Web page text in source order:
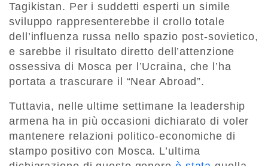
Tagikistan. Per i suddetti esperti un simile
sviluppo rappresenterebbe il crollo totale
dell’influenza russa nello spazio post-sovietico,
e sarebbe il risultato diretto dell’attenzione
ossessiva di Mosca per l’Ucraina, che l’ha
portata a trascurare il “Near Abroad”.
Tuttavia, nelle ultime settimane la leadership
armena ha in più occasioni dichiarato di voler
mantenere relazioni politico-economiche di
stampo positivo con Mosca. L’ultima